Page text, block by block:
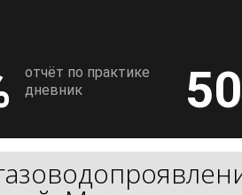
отчёт по практике
дневник